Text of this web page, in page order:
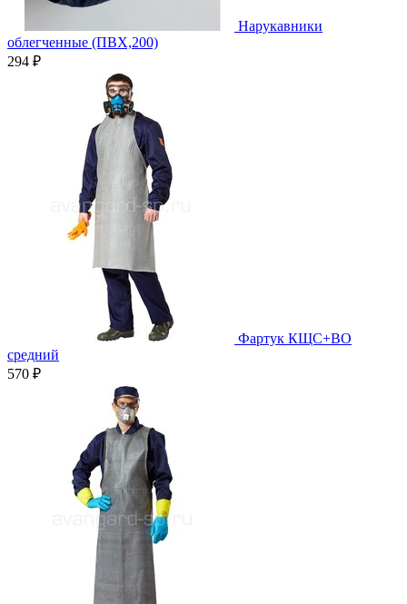
Нарукавники
облегченные (ПВХ,200)
294 ₽
Фартук КЩС+ВО
средний
570 ₽